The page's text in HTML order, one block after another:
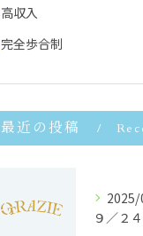
高収入
完全歩合制
最近の投稿
９／２